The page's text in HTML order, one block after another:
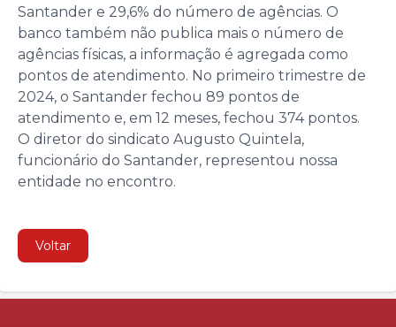
Santander e 29,6% do número de agências. O
banco também não publica mais o número de
agências físicas, a informação é agregada como
pontos de atendimento. No primeiro trimestre de
2024, o Santander fechou 89 pontos de
atendimento e, em 12 meses, fechou 374 pontos.
O diretor do sindicato Augusto Quintela,
funcionário do Santander, representou nossa
entidade no encontro.
Voltar